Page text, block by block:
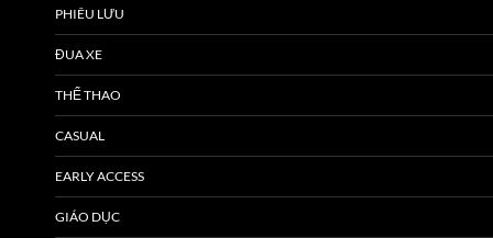
PHIÊU LƯU
ĐUA XE
THỂ THAO
CASUAL
EARLY ACCESS
GIÁO DỤC